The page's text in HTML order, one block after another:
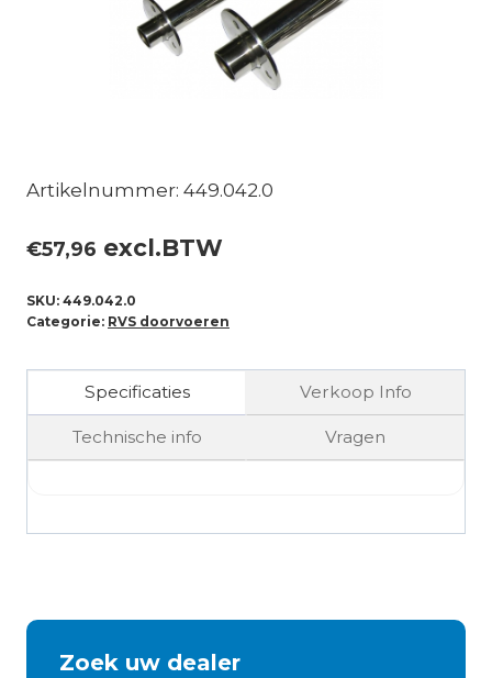
Artikelnummer: 449.042.0
€57,96 excl.BTW
SKU: 449.042.0
Categorie: RVS doorvoeren
Specificaties Verkoop Info
Technische info Vragen
Zoek uw dealer